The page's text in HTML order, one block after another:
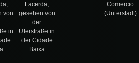
von
in
Lacerda,
gesehen von
der
Uferstraße in
der Cidade
Baixa
Comercio
(Unterstadt)